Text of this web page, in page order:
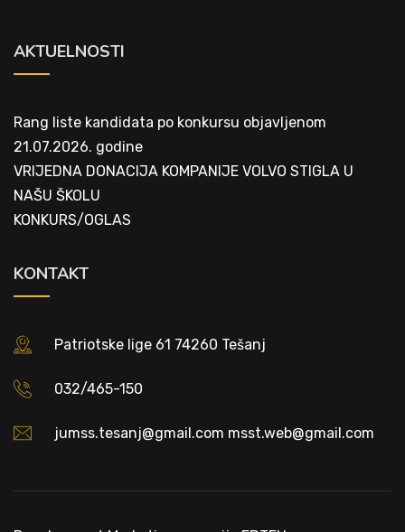
AKTUELNOSTI
Rang liste kandidata po konkursu objavljenom
21.07.2026. godine
VRIJEDNA DONACIJA KOMPANIJE VOLVO STIGLA U
NAŠU ŠKOLU
KONKURS/OGLAS
KONTAKT
Patriotske lige 61 74260 Tešanj
032/465-150
jumss.tesanj@gmail.com msst.web@gmail.com